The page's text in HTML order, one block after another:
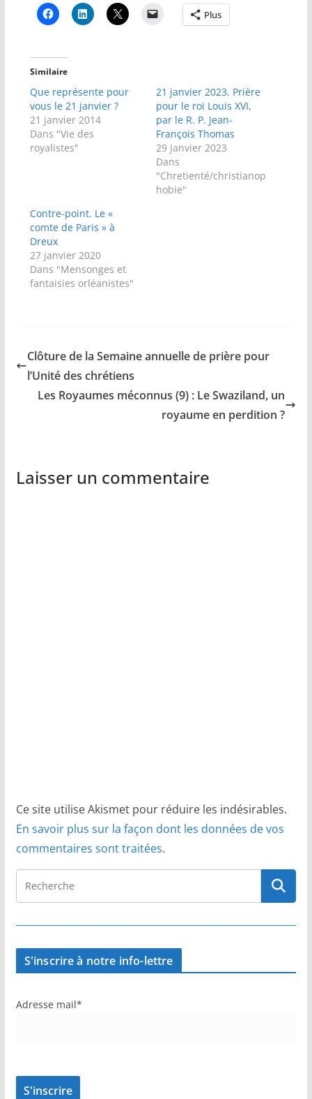
Plus
Similaire
Que représente pour
vous le 21 janvier ?
21 janvier 2014
Dans "Vie des
royalistes"
21 janvier 2023. Prière
pour le roi Louis XVI,
par le R. P. Jean-
François Thomas
29 janvier 2023
Dans
"Chretienté/christianop
hobie"
Contre-point. Le «
comte de Paris » à
Dreux
27 janvier 2020
Dans "Mensonges et
fantaisies orléanistes"
Clôture de la Semaine annuelle de prière pour
l’Unité des chrétiens
Les Royaumes méconnus (9) : Le Swaziland, un
royaume en perdition ?
Laisser un commentaire
Ce site utilise Akismet pour réduire les indésirables.
En savoir plus sur la façon dont les données de vos
commentaires sont traitées.
S'inscrire à notre info-lettre
Adresse mail*